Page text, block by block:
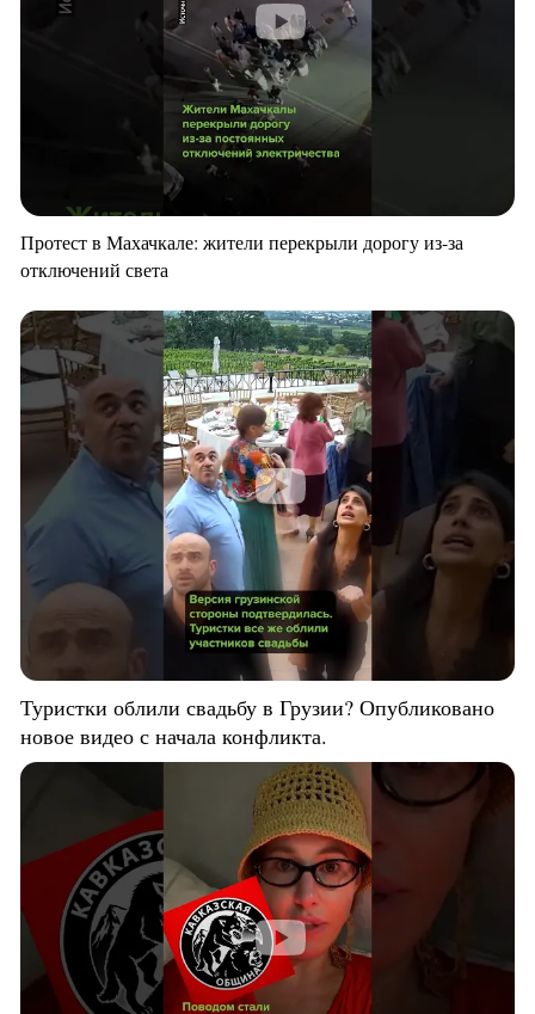
Протест в Махачкале: жители перекрыли дорогу из-за
отключений света
Туристки облили свадьбу в Грузии? Опубликовано
новое видео с начала конфликта.